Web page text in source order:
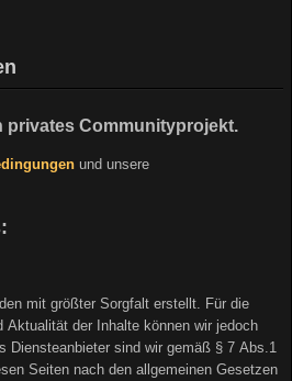
privates Communityprojekt.
und unsere
mit größter Sorgfalt erstellt. Für die
Aktualität der Inhalte können wir jedoch
Diensteanbieter sind wir gemäß § 7 Abs.1
Seiten nach den allgemeinen Gesetzen